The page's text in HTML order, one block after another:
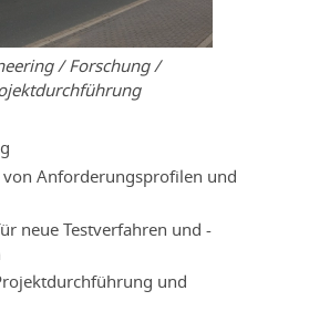
/ Forschung /
von Anforderungsprofilen und
neue Testverfahren und -
und